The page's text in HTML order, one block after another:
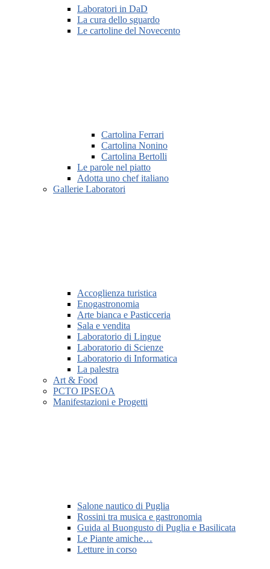
Laboratori in DaD
La cura dello sguardo
Le cartoline del Novecento
Cartolina Ferrari
Cartolina Nonino
Cartolina Bertolli
Le parole nel piatto
Adotta uno chef italiano
Gallerie Laboratori
Accoglienza turistica
Enogastronomia
Arte bianca e Pasticceria
Sala e vendita
Laboratorio di Lingue
Laboratorio di Scienze
Laboratorio di Informatica
La palestra
Art & Food
PCTO IPSEOA
Manifestazioni e Progetti
Salone nautico di Puglia
Rossini tra musica e gastronomia
Guida al Buongusto di Puglia e Basilicata
Le Piante amiche…
Letture in corso